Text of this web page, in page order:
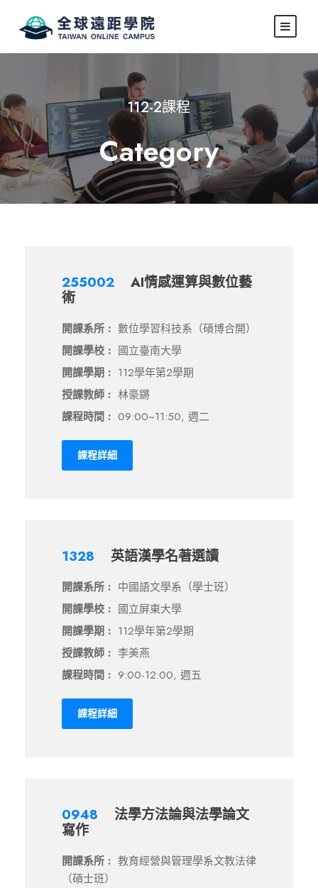
112-2課程
Category
255002
AI情感運算與數位藝
術
開課系所 : 數位學習科技系（碩博合開）
開課學校 : 國立臺南大學
開課學期 : 112學年第2學期
授課教師 : 林豪鏘
課程時間 : 09:00~11:50, 週二
課程詳細
1328 英語漢學名著選讀
開課系所 : 中國語文學系（學士班）
開課學校 : 國立屏東大學
開課學期 : 112學年第2學期
授課教師 : 李美燕
課程時間 : 9:00-12:00, 週五
課程詳細
0948
法學方法論與法學論文
寫作
開課系所 : 教育經營與管理學系文教法律
（碩士班）